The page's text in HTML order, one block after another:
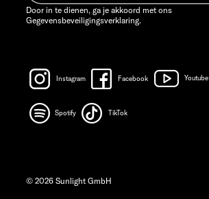
Door in te dienen, ga je akkoord met ons
Gegevensbeveiligingsverklaring.
Instagram Facebook Youtube
Spotify TikTok
© 2026 Sunlight GmbH